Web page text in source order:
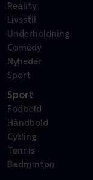
Reality
Livsstil
Underholdning
Comedy
Nyheder
Sport
Sport
Fodbold
Håndbold
Cykling
Tennis
Badminton